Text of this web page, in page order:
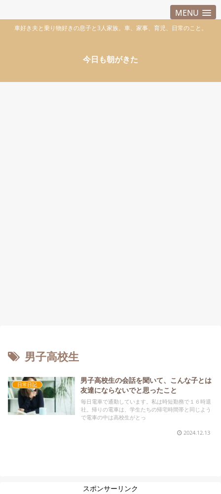
MENU
車好き夫と乗り物好きの息子と3人家族。車、家事、育児、日常のこと。
今日も朝がきた
男子高校生
日常日記
男子高校生の会話を聞いて、こんな子とは
友達にならないでと思ったこと
毎日電車で通勤しています。私は時短勤務で１６時退
社。帰りの電車は、学生たちの帰宅時間帯と同じよう
で電車の中は高校生がとっ
2024.12.13
スポンサーリンク